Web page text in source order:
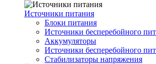
Источники питания
Блоки питания
Источники бесперебойного
Аккумуляторы
Источники бесперебойного
Стабилизаторы напряжения